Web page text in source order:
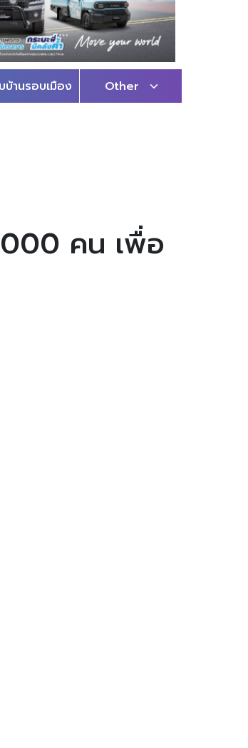
บ้านรอบเมือง Other
คน เพื่อ